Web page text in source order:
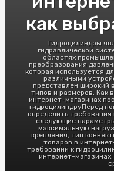
как
Гидроцилиндры
гидравлической
областях
преобразования
которая используется
различными
представлен широкий
типов и размеров. Как
интернет-магазинах
гидроцилиндруПеред
определить
следующие
максимальную
крепления, тип
товаров в
требований к
интернет-